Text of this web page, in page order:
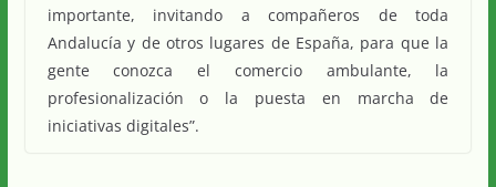
importante, invitando a compañeros de toda
Andalucía y de otros lugares de España, para que la
gente conozca el comercio ambulante, la
profesionalización o la puesta en marcha de
iniciativas digitales”.